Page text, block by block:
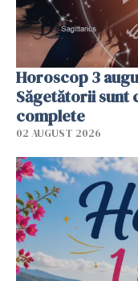
Horoscop 3
Săgetătorii
complete
02 AUGUST 2026